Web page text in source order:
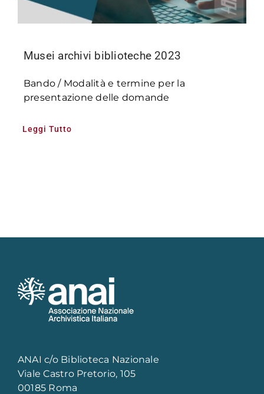
Musei archivi biblioteche 2023
Bando / Modalità e termine per la
presentazione delle domande
Leggi Tutto
ANAI c/o Biblioteca Nazionale
Viale Castro Pretorio, 105
00185 Roma